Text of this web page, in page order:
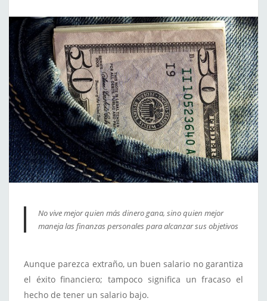
No vive mejor quien más dinero gana, sino quien mejor
maneja las finanzas personales para alcanzar sus objetivos
Aunque parezca extraño, un buen salario no garantiza
el éxito financiero; tampoco significa un fracaso el
hecho de tener un salario bajo.